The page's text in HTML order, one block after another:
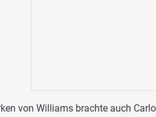
von Williams brachte auch